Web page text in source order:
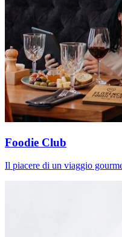
Foodie Club
Il piacere di un viaggio